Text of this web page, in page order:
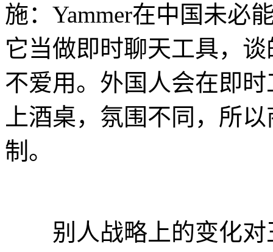
施：Yammer在中国未必
它当做即时聊天工具，
不爱用。外国人会在即
上酒桌，氛围不同，所
制。
别人战略上的变化对